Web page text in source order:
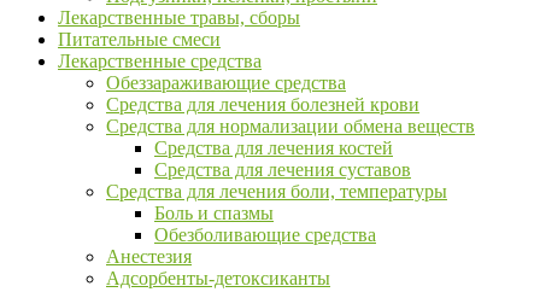
Лекарственные травы, сборы
Питательные смеси
Лекарственные средства
Обеззараживающие средства
Средства для лечения болезней крови
Средства для нормализации обмена веществ
Средства для лечения костей
Средства для лечения суставов
Средства для лечения боли, температуры
Боль и спазмы
Обезболивающие средства
Анестезия
Адсорбенты-детоксиканты